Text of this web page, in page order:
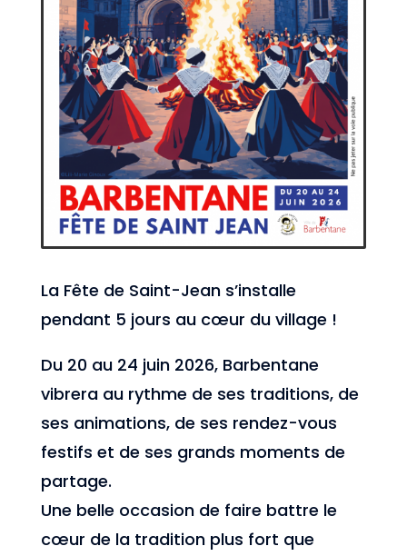
La Fête de Saint-Jean s’installe
pendant 5 jours au cœur du village !
Du 20 au 24 juin 2026, Barbentane
vibrera au rythme de ses traditions, de
ses animations, de ses rendez-vous
festifs et de ses grands moments de
partage.
Une belle occasion de faire battre le
cœur de la tradition plus fort que